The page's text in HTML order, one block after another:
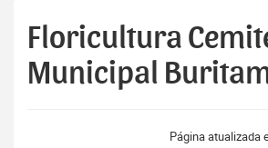
Floricultura
Municipal
Página atualizada